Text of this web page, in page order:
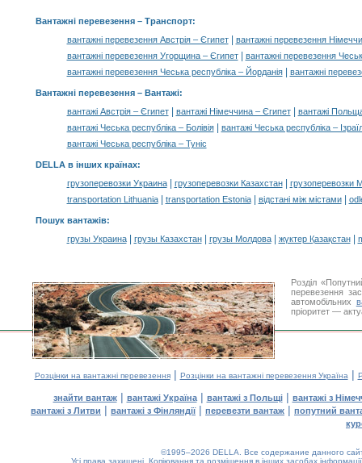
Вантажні перевезення– Транспорт:
вантажні перевезення Австрія – Єгипет|
вантажні перевезення
вантажні перевезення Угорщина – Єгипет|
вантажні перевезення
вантажні перевезення Чеська республіка – Йорданія| вантажні
Вантажні перевезення – Вантажі:
вантажі Австрія – Єгипет| вантажі Німеччина – Єгипет|
вантажі
вантажі Чеська республіка – Болівія|
вантажі Чеська республіка –
вантажі Чеська республіка – Туніс
DELLA в інших країнах:
грузоперевозки Украина| грузоперевозки Казахстан|
грузоперевозки
transportation Lithuania| transportation Estonia| відстані між містами|
Пошук вантажів:
грузы Украина| грузы Казахстан| грузы Молдова| жүктер Қазақстан|
Розділ
перевезення
автомобільних
пріоритет —
Розцінки на вантажні перевезення| Розцінки на вантажні перевезення Україна |
знайти вантаж| вантажі Україна| вантажі з Польщі| вантажі з
вантажі з Литви | вантажі з Фінляндії| перевезти вантаж | попутний
©1995–2026 DELLA. Все содержание данного
Усі права захищені. Копіювання та розміщення в інших засобах